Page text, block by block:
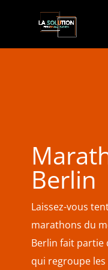
Berlin
Laissez-vous
marathons du
Berlin fait partie
qui regroupe